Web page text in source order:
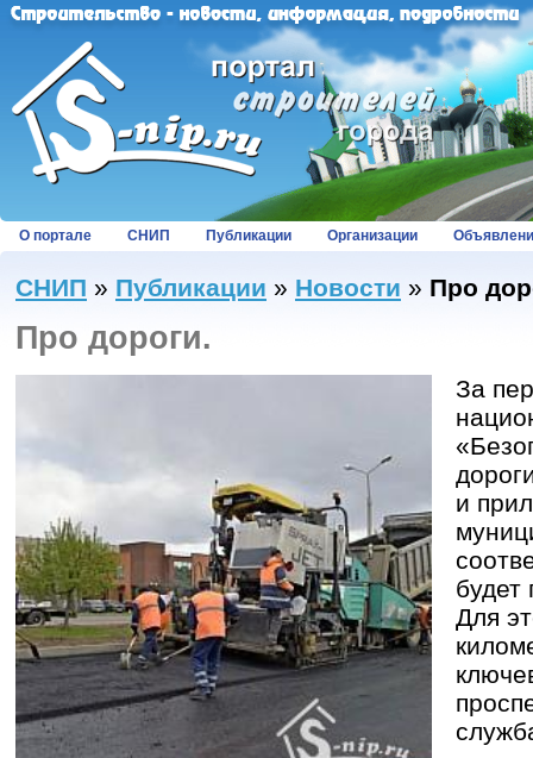
О портале СНИП Публикации Организации
СНИП » Публикации » Новости » Про
Про дороги.
За
и
будет
Для